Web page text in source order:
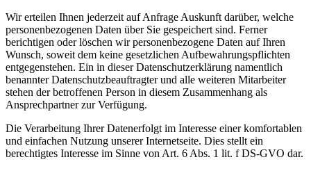
Wir erteilen Ihnen jederzeit auf Anfrage Auskunft darüber, welche
personenbezogenen Daten über Sie gespeichert sind. Ferner
berichtigen oder löschen wir personenbezogene Daten auf Ihren
Wunsch, soweit dem keine gesetzlichen Aufbewahrungspflichten
entgegenstehen. Ein in dieser Datenschutzerklärung namentlich
benannter Datenschutzbeauftragter und alle weiteren Mitarbeiter
stehen der betroffenen Person in diesem Zusammenhang als
Ansprechpartner zur Verfügung.
Die Verarbeitung Ihrer Datenerfolgt im Interesse einer komfortablen
und einfachen Nutzung unserer Internetseite. Dies stellt ein
berechtigtes Interesse im Sinne von Art. 6 Abs. 1 lit. f DS-GVO dar.